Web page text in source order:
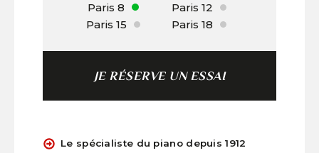
Paris 8
Paris 12
Paris 15
Paris 18
JE RÉSERVE UN ESSAI
Le spécialiste du piano depuis 1912